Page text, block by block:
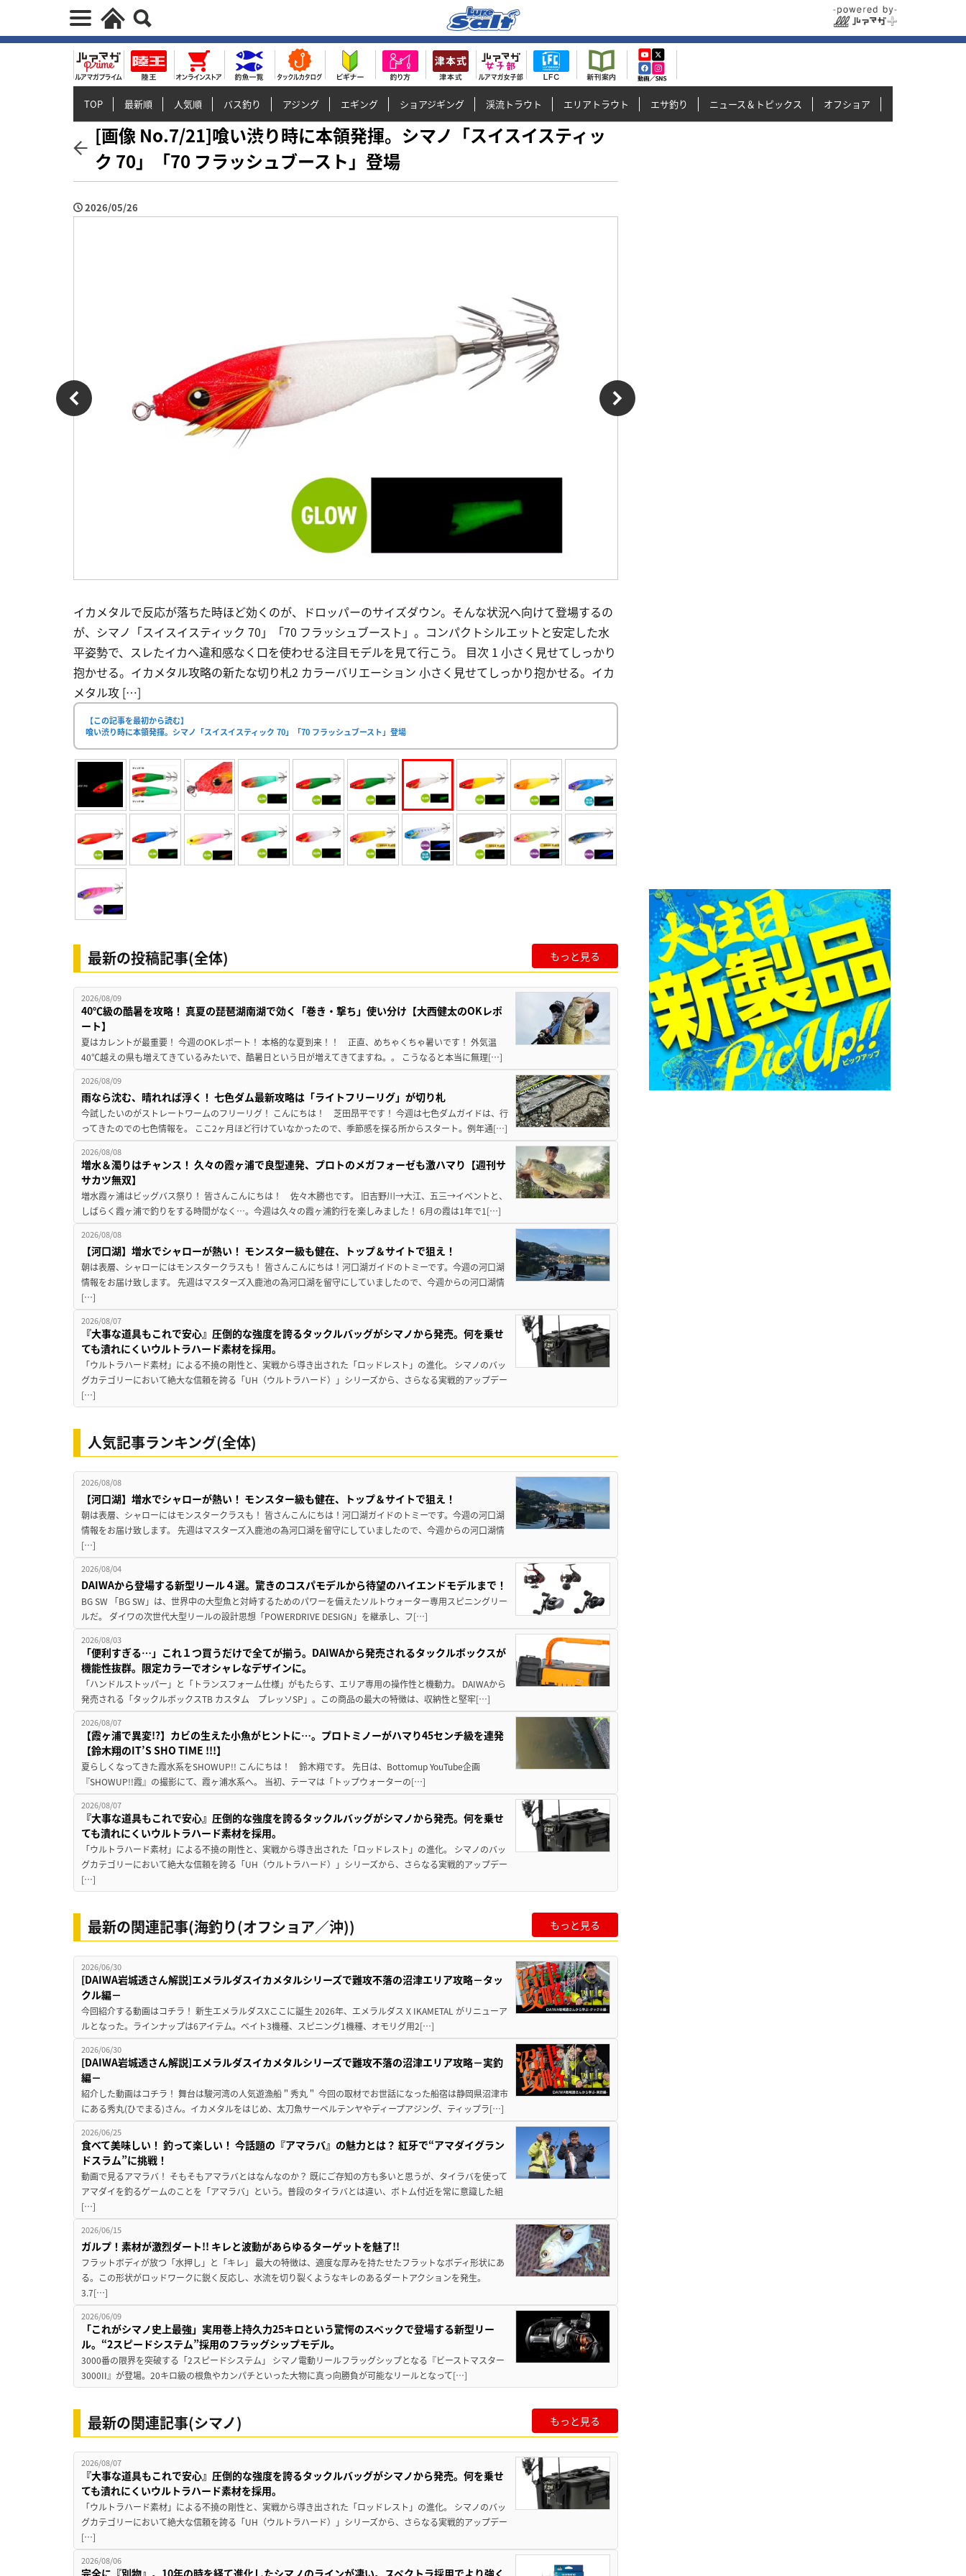
TOP 最新順 人気順 バス釣り アジング エギング ショアジギング 渓流トラウト エリアトラウト エサ釣り ニュース＆トピックス オフショア
[画像 No.7/21]喰い渋り時に本領発揮。シマノ「スイスイスティッ
ク 70」「70 フラッシュブースト」登場
2026/05/26
イカメタルで反応が落ちた時ほど効くのが、ドロッパーのサイズダウン。そんな状況へ向けて登場するの
が、シマノ「スイスイスティック 70」「70 フラッシュブースト」。コンパクトシルエットと安定した水
平姿勢で、スレたイカへ違和感なく口を使わせる注目モデルを見て行こう。 目次 1 小さく見せてしっかり
抱かせる。イカメタル攻略の新たな切り札2 カラーバリエーション 小さく見せてしっかり抱かせる。イカ
メタル攻 […]
【この記事を最初から読む】
喰い渋り時に本領発揮。シマノ「スイスイスティック 70」「70 フラッシュブースト」登場
最新の投稿記事(全体) もっと見る
2026/08/09
40℃級の酷暑を攻略！ 真夏の琵琶湖南湖で効く「巻き・撃ち」使い分け【大西健太のOKレポ
ート】
夏はカレントが最重要！ 今週のOKレポート！ 本格的な夏到来！！ 正直、めちゃくちゃ暑いです！ 外気温
40℃越えの県も増えてきているみたいで、酷暑日という日が増えてきてますね。。 こうなると本当に無理[…]
2026/08/09
雨なら沈む、晴れれば浮く！ 七色ダム最新攻略は「ライトフリーリグ」が切り札
今試したいのがストレートワームのフリーリグ！ こんにちは！ 芝田昂平です！ 今週は七色ダムガイドは、行
ってきたのでの七色情報を。 ここ2ヶ月ほど行けていなかったので、季節感を探る所からスタート。例年通[…]
2026/08/08
増水＆濁りはチャンス！ 久々の霞ヶ浦で良型連発、プロトのメガフォーゼも激ハマり【週刊サ
サカツ無双】
増水霞ヶ浦はビッグバス祭り！ 皆さんこんにちは！ 佐々木勝也です。 旧吉野川→大江、五三→イベントと、
しばらく霞ヶ浦で釣りをする時間がなく…。今週は久々の霞ヶ浦釣行を楽しみました！ 6月の霞は1年で1[…]
2026/08/08
【河口湖】増水でシャローが熱い！ モンスター級も健在、トップ＆サイトで狙え！
朝は表層、シャローにはモンスタークラスも！ 皆さんこんにちは！河口湖ガイドのトミーです。今週の河口湖
情報をお届け致します。 先週はマスターズ入鹿池の為河口湖を留守にしていましたので、今週からの河口湖情
[…]
2026/08/07
『大事な道具もこれで安心』圧倒的な強度を誇るタックルバッグがシマノから発売。何を乗せ
ても潰れにくいウルトラハード素材を採用。
「ウルトラハード素材」による不撓の剛性と、実戦から導き出された「ロッドレスト」の進化。 シマノのバッ
グカテゴリーにおいて絶大な信頼を誇る「UH（ウルトラハード）」シリーズから、さらなる実戦的アップデー
[…]
人気記事ランキング(全体)
2026/08/08
【河口湖】増水でシャローが熱い！ モンスター級も健在、トップ＆サイトで狙え！
朝は表層、シャローにはモンスタークラスも！ 皆さんこんにちは！河口湖ガイドのトミーです。今週の河口湖
情報をお届け致します。 先週はマスターズ入鹿池の為河口湖を留守にしていましたので、今週からの河口湖情
[…]
2026/08/04
DAIWAから登場する新型リール４選。驚きのコスパモデルから待望のハイエンドモデルまで！
BG SW 「BG SW」は、世界中の大型魚と対峙するためのパワーを備えたソルトウォーター専用スピニングリー
ルだ。 ダイワの次世代大型リールの設計思想「POWERDRIVE DESIGN」を継承し、フ[…]
2026/08/03
「便利すぎる…」これ１つ買うだけで全てが揃う。DAIWAから発売されるタックルボックスが
機能性抜群。限定カラーでオシャレなデザインに。
「ハンドルストッパー」と「トランスフォーム仕様」がもたらす、エリア専用の操作性と機動力。 DAIWAから
発売される「タックルボックスTB カスタム プレッソSP」。この商品の最大の特徴は、収納性と堅牢[…]
2026/08/07
【霞ヶ浦で異変!?】カビの生えた小魚がヒントに…。プロトミノーがハマり45センチ級を連発
【鈴木翔のIT’S SHO TIME !!!】
夏らしくなってきた霞水系をSHOWUP!! こんにちは！ 鈴木翔です。 先日は、Bottomup YouTube企画
『SHOWUP!!霞』の撮影にて、霞ヶ浦水系へ。 当初、テーマは「トップウォーターの[…]
2026/08/07
『大事な道具もこれで安心』圧倒的な強度を誇るタックルバッグがシマノから発売。何を乗せ
ても潰れにくいウルトラハード素材を採用。
「ウルトラハード素材」による不撓の剛性と、実戦から導き出された「ロッドレスト」の進化。 シマノのバッ
グカテゴリーにおいて絶大な信頼を誇る「UH（ウルトラハード）」シリーズから、さらなる実戦的アップデー
[…]
最新の関連記事(海釣り(オフショア／沖)) もっと見る
2026/06/30
[DAIWA岩城透さん解説]エメラルダスイカメタルシリーズで難攻不落の沼津エリア攻略－タッ
クル編－
今回紹介する動画はコチラ！ 新生エメラルダスXここに誕生 2026年、エメラルダス X IKAMETAL がリニューア
ルとなった。ラインナップは6アイテム。ベイト3機種、スピニング1機種、オモリグ用2[…]
2026/06/30
[DAIWA岩城透さん解説]エメラルダスイカメタルシリーズで難攻不落の沼津エリア攻略－実釣
編－
紹介した動画はコチラ！ 舞台は駿河湾の人気遊漁船＂秀丸＂ 今回の取材でお世話になった船宿は静岡県沼津市
にある秀丸(ひでまる)さん。イカメタルをはじめ、太刀魚サーベルテンヤやディープアジング、ティップラ[…]
2026/06/25
食べて美味しい！ 釣って楽しい！ 今話題の『アマラバ』の魅力とは？ 紅牙で“アマダイグラン
ドスラム”に挑戦！
動画で見るアマラバ！ そもそもアマラバとはなんなのか？ 既にご存知の方も多いと思うが、タイラバを使って
アマダイを釣るゲームのことを「アマラバ」という。普段のタイラバとは違い、ボトム付近を常に意識した組
[…]
2026/06/15
ガルプ！素材が激烈ダート!! キレと波動があらゆるターゲットを魅了!!
フラットボディが放つ「水押し」と「キレ」 最大の特徴は、適度な厚みを持たせたフラットなボディ形状にあ
る。この形状がロッドワークに鋭く反応し、水流を切り裂くようなキレのあるダートアクションを発生。
3.7[…]
2026/06/09
「これがシマノ史上最強」実用巻上持久力25キロという驚愕のスペックで登場する新型リー
ル。“2スピードシステム”採用のフラッグシップモデル。
3000番の限界を突破する「2スピードシステム」 シマノ電動リールフラッグシップとなる『ビーストマスター
3000II』が登場。20キロ級の根魚やカンパチといった大物に真っ向勝負が可能なリールとなって[…]
最新の関連記事(シマノ) もっと見る
2026/08/07
『大事な道具もこれで安心』圧倒的な強度を誇るタックルバッグがシマノから発売。何を乗せ
ても潰れにくいウルトラハード素材を採用。
「ウルトラハード素材」による不撓の剛性と、実戦から導き出された「ロッドレスト」の進化。 シマノのバッ
グカテゴリーにおいて絶大な信頼を誇る「UH（ウルトラハード）」シリーズから、さらなる実戦的アップデー
[…]
2026/08/06
完全に『別物』。10年の時を経て進化したシマノのラインが凄い。スペクトラ採用でより強く